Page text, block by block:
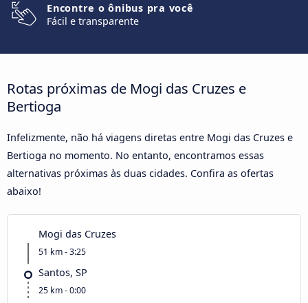
Encontre o ônibus pra você
Fácil e transparente
Rotas próximas de Mogi das Cruzes e
Bertioga
Infelizmente, não há viagens diretas entre Mogi das Cruzes e
Bertioga no momento. No entanto, encontramos essas
alternativas próximas às duas cidades. Confira as ofertas
abaixo!
Mogi das Cruzes
51 km - 3:25
Santos, SP
25 km - 0:00